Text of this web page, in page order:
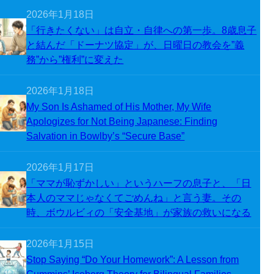
2026年1月18日
「行きたくない」は自立・自律への第一歩。8歳息子
と結んだ「ドーナツ協定」が、日曜日の教会を”義
務”から”権利”に変えた
2026年1月18日
My Son Is Ashamed of His Mother, My Wife
Apologizes for Not Being Japanese: Finding
Salvation in Bowlby’s “Secure Base”
2026年1月17日
「ママが恥ずかしい」というハーフの息子と、「日
本人のママじゃなくてごめんね」と言う妻。その
時、ボウルビィの「安全基地」が家族の救いになる
2026年1月15日
Stop Saying “Do Your Homework”: A Lesson from